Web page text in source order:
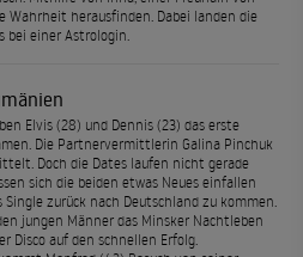
Wahrheit herausfinden. Dabei landen die
bei einer Astrologin.
Elvis (28) und Dennis (23) das erste
Die Partnervermittlerin Galina Pinchuk
Doch die Dates laufen nicht gerade
sich die beiden etwas Neues einfallen
Single zurück nach Deutschland zu kommen.
jungen Männer das Minsker Nachtleben
Disco auf den schnellen Erfolg.